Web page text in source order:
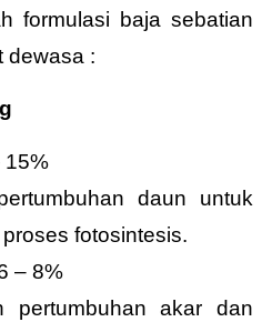
formulasi baja sebatian
dewasa :
15%
daun untuk
fotosintesis.
– 8%
pertumbuhan akar dan